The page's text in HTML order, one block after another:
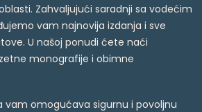
Zahvaljujući saradnji sa vodećim
vam najnovija izdanja i sve
U našoj ponudi ćete naći
monografije i obimne
vam omogućava sigurnu i povoljnu